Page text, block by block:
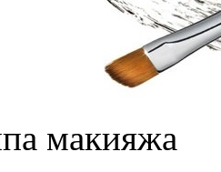
макияжа